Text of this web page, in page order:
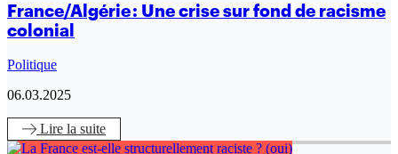
France/Algérie : Une crise sur fond de racisme
colonial
Politique
06.03.2025
Lire la suite